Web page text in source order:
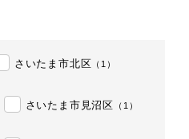
さいたま市北区 （1）
さいたま市見沼区 （1）